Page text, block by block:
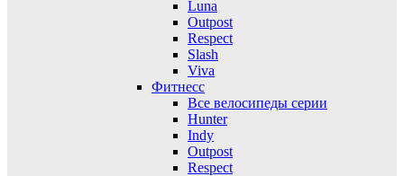
Luna
Outpost
Respect
Slash
Viva
Фитнесс
Все велосипеды серии
Hunter
Indy
Outpost
Respect